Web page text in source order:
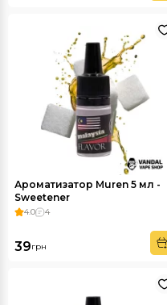
Ароматизатор Muren 5 мл -
Sweetener
4.0 4
39грн